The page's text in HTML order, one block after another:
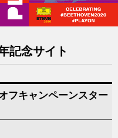
記念サイト
フキャンペーンスター